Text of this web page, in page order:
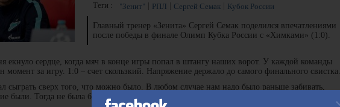
Теги : "Зенит" РПЛ Сергей Семак Кубок России
Главный тренер «Зенита» Сергей Семак поделился впечатлениями
после победы в финале Олимп Кубка России с «Химками» (1:0).
екнуло сердце, когда мяч в конце игры попал в штангу наших ворот. У каждой команды
момент за игру. 1:0 – счет скользкий. Напряжение держало до самого финального свистка.
сыграть сверх того, что можно было. В любом случае нам надо было раньше забивать,
были. Тогда не была бы такая валидольная концовка.